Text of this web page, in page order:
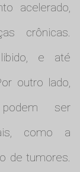
acelerado,
crônicas.
e até
outro lado,
ser
como a
de tumores.